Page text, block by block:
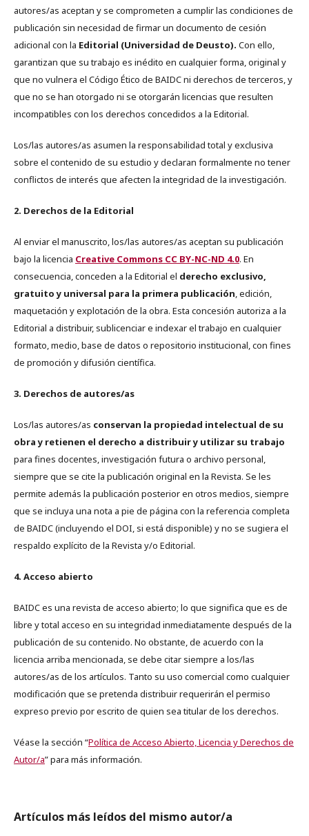
autores/as aceptan y se comprometen a cumplir las condiciones de
publicación sin necesidad de firmar un documento de cesión
adicional con la Editorial (Universidad de Deusto). Con ello,
garantizan que su trabajo es inédito en cualquier forma, original y
que no vulnera el Código Ético de BAIDC ni derechos de terceros, y
que no se han otorgado ni se otorgarán licencias que resulten
incompatibles con los derechos concedidos a la Editorial.
Los/las autores/as asumen la responsabilidad total y exclusiva
sobre el contenido de su estudio y declaran formalmente no tener
conflictos de interés que afecten la integridad de la investigación.
2. Derechos de la Editorial
Al enviar el manuscrito, los/las autores/as aceptan su publicación
bajo la licencia Creative Commons CC BY-NC-ND 4.0. En
consecuencia, conceden a la Editorial el derecho exclusivo,
gratuito y universal para la primera publicación, edición,
maquetación y explotación de la obra. Esta concesión autoriza a la
Editorial a distribuir, sublicenciar e indexar el trabajo en cualquier
formato, medio, base de datos o repositorio institucional, con fines
de promoción y difusión científica.
3. Derechos de autores/as
Los/las autores/as conservan la propiedad intelectual de su
obra y retienen el derecho a distribuir y utilizar su trabajo
para fines docentes, investigación futura o archivo personal,
siempre que se cite la publicación original en la Revista. Se les
permite además la publicación posterior en otros medios, siempre
que se incluya una nota a pie de página con la referencia completa
de BAIDC (incluyendo el DOI, si está disponible) y no se sugiera el
respaldo explícito de la Revista y/o Editorial.
4. Acceso abierto
BAIDC es una revista de acceso abierto; lo que significa que es de
libre y total acceso en su integridad inmediatamente después de la
publicación de su contenido. No obstante, de acuerdo con la
licencia arriba mencionada, se debe citar siempre a los/las
autores/as de los artículos. Tanto su uso comercial como cualquier
modificación que se pretenda distribuir requerirán el permiso
expreso previo por escrito de quien sea titular de los derechos.
Véase la sección “Política de Acceso Abierto, Licencia y Derechos de
Autor/a” para más información.
Artículos más leídos del mismo autor/a